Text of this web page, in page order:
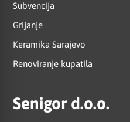
Subvencija
Grijanje
Keramika Sarajevo
Renoviranje kupatila
Senigor d.o.o.